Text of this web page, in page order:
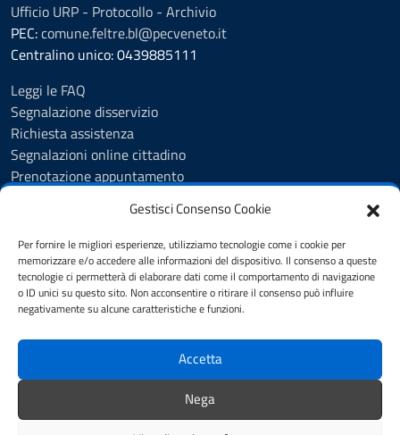
Gestisci Consenso Cookie
Per fornire le migliori esperienze, utilizziamo tecnologie come i cookie per
memorizzare e/o accedere alle informazioni del dispositivo. Il consenso a queste
tecnologie ci permetterà di elaborare dati come il comportamento di navigazione
o ID unici su questo sito. Non acconsentire o ritirare il consenso può influire
negativamente su alcune caratteristiche e funzioni.
Accetta
Nega
Ufficio URP - Protocollo - Archivio
PEC:comune.feltre.bl@pecveneto.it
Centralino unico: 0439885111
Leggi le FAQ
Segnalazione disservizio
Richiesta assistenza
Segnalazioni online cittadino
Prenotazione appuntamento
Amministrazione trasparente
Informativa privacy
Cookie Policy (UE)
Dichiarazione di accessibilità
SEGUICI SU
Facebook